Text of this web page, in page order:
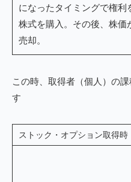
になったタイミングで権利
株式を購入。その後、株価
売却。
この時、取得者（個人）の
す
ストック・オプション取得時